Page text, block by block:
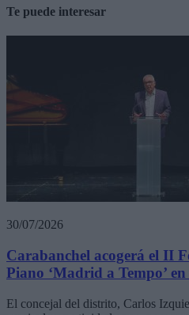
Te puede interesar
30/07/2026
Carabanchel acogerá el II
Piano ‘Madrid a Tempo’
El concejal del distrito, Carlos